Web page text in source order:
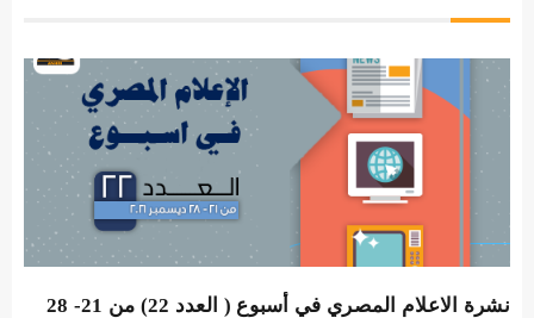
نشرة الاعلام المصري في أسبوع ( العدد 22) من 21- 28